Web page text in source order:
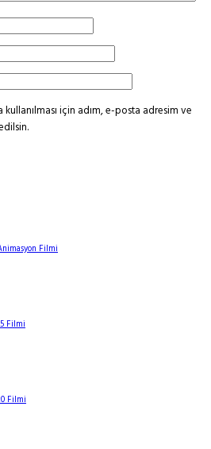
için adım, e-posta adresim ve
Filmi
Filmi
Filmi